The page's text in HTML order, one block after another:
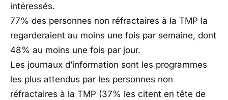
intéressés.
77% des personnes non réfractaires à la TMP la
regarderaient au moins une fois par semaine, dont
48% au moins une fois par jour.
Les journaux d’information sont les programmes
les plus attendus par les personnes non
réfractaires à la TMP (37% les citent en tête de